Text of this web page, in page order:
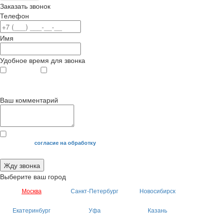
Заказать звонок
Телефон
Имя
Удобное время для звонка
Ваш комментарий
Я даю своесогласие на обработку
Жду звонка
Выберите ваш город
Москва Санкт-Петербург Новосибирск
Екатеринбург Уфа Казань